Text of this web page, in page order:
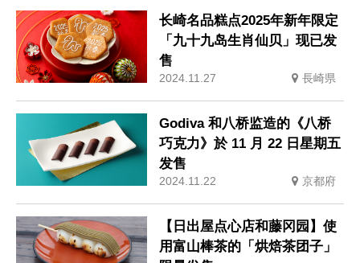
长崎名品糕点2025年新年限定
「九十九岛生肖仙贝」现已发
售
2024.11.27 長崎県
Godiva 和八桥监造的《八桥
巧克力》於 11 月 22 日星期五
发售
2024.11.22 京都府
【日出屋点心店和藤冈园】使
用富山棒茶的「烘焙茶团子」